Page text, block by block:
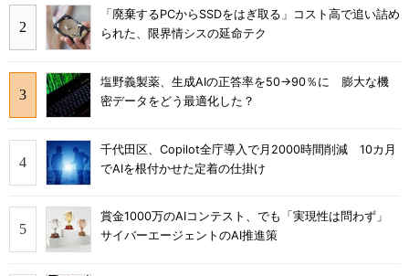
「廃棄するPCからSSDをはぎ取る」コスト高で追い詰め
られた、限界情シスの延命テク
塩野義製薬、生成AIの正答率を50→90％に 膨大な機
密データをどう最適化した？
千代田区、Copilot全庁導入で月2000時間削減 10カ月
でAIを根付かせた定着の仕掛け
賞金1000万のAIコンテスト、でも「実現性は問わず」
サイバーエージェントのAI推進策